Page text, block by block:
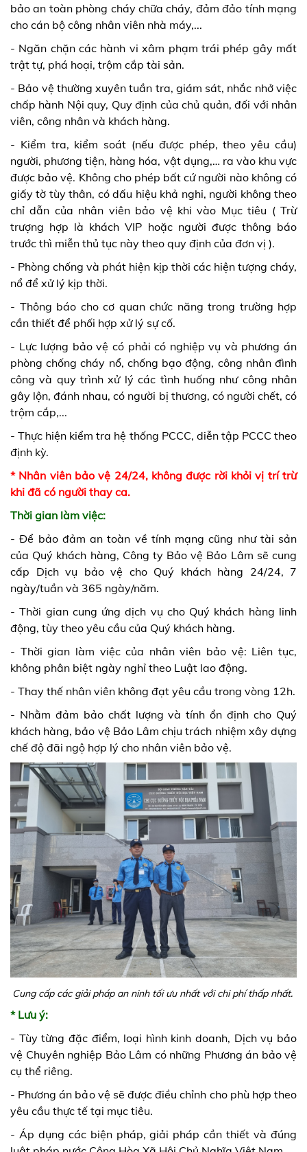
bảo an toàn phòng cháy chữa cháy, đảm đảo tính mạng
cho cán bộ công nhân viên nhà máy,...
- Ngăn chặn các hành vi xâm phạm trái phép gây mất
trật tự, phá hoại, trộm cắp tài sản.
- Bảo vệ thường xuyên tuần tra, giám sát, nhắc nhở việc
chấp hành Nội quy, Quy định của chủ quản, đối với nhân
viên, công nhân và khách hàng.
- Kiểm tra, kiểm soát (nếu được phép, theo yêu cầu)
người, phương tiện, hàng hóa, vật dụng,… ra vào khu vực
được bảo vệ. Không cho phép bất cứ người nào không có
giấy tờ tùy thân, có dấu hiệu khả nghi, người không theo
chỉ dẫn của nhân viên bảo vệ khi vào Mục tiêu ( Trừ
trượng hợp là khách VIP hoặc người được thông báo
trước thì miễn thủ tục này theo quy định của đơn vị ).
- Phòng chống và phát hiện kịp thời các hiện tượng cháy,
nổ để xử lý kịp thời.
- Thông báo cho cơ quan chức năng trong trường hợp
cần thiết để phối hợp xử lý sự cố.
- Lực lượng bảo vệ có phải có nghiệp vụ và phương án
phòng chống cháy nổ, chống bạo động, công nhân đình
công và quy trình xử lý các tình huống như công nhân
gây lộn, đánh nhau, có người bị thương, có người chết, có
trộm cắp,...
- Thực hiện kiểm tra hệ thống PCCC, diễn tập PCCC theo
định kỳ.
* Nhân viên bảo vệ 24/24, không được rời khỏi vị trí trừ
khi đã có người thay ca.
Thời gian làm việc:
- Để bảo đảm an toàn về tính mạng cũng như tài sản
của Quý khách hàng, Công ty Bảo vệ Bảo Lâm sẽ cung
cấp Dịch vụ bảo vệ cho Quý khách hàng 24/24, 7
ngày/tuần và 365 ngày/năm.
- Thời gian cung ứng dịch vụ cho Quý khách hàng linh
động, tùy theo yêu cầu của Quý khách hàng.
- Thời gian làm việc của nhân viên bảo vệ: Liên tục,
không phân biệt ngày nghỉ theo Luật lao động.
- Thay thế nhân viên không đạt yêu cầu trong vòng 12h.
- Nhằm đảm bảo chất lượng và tính ổn định cho Quý
khách hàng, bảo vệ Bảo Lâm chịu trách nhiệm xây dựng
chế độ đãi ngộ hợp lý cho nhân viên bảo vệ.
Cung cấp các giải pháp an ninh tối ưu nhất với chi phí thấp nhất.
* Lưu ý:
- Tùy từng đặc điểm, loại hình kinh doanh, Dịch vụ bảo
vệ Chuyên nghiệp Bảo Lâm có những Phương án bảo vệ
cụ thể riêng.
- Phương án bảo vệ sẽ được điều chỉnh cho phù hợp theo
yêu cầu thực tế tại mục tiêu.
- Áp dụng các biện pháp, giải pháp cần thiết và đúng